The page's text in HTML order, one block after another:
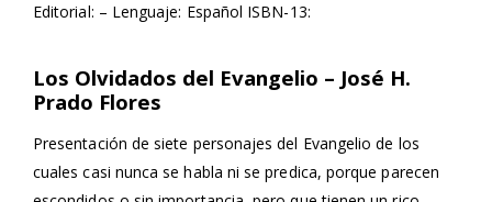
Editorial: – Lenguaje: Español ISBN-13:
Los Olvidados del Evangelio – José H.
Prado Flores
Presentación de siete personajes del Evangelio de los
cuales casi nunca se habla ni se predica, porque parecen